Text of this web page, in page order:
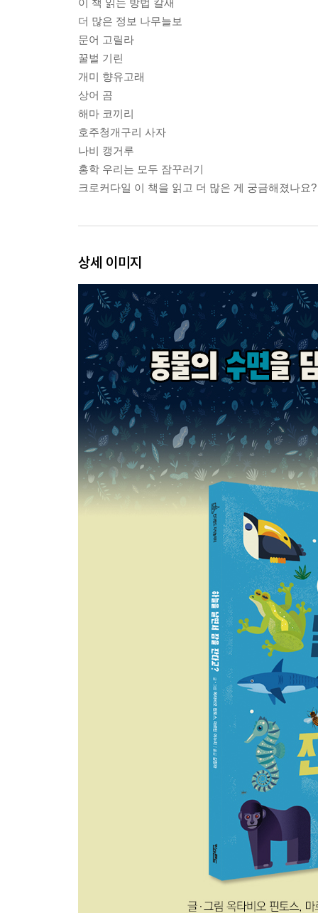
이 책 읽는 방법 칼새
더 많은 정보 나무늘보
문어 고릴라
꿀벌 기린
개미 향유고래
상어 곰
해마 코끼리
호주청개구리 사자
나비 캥거루
홍학 우리는 모두 잠꾸러기
크로커다일 이 책을 읽고 더 많은 게 궁금해졌나요?
상세 이미지